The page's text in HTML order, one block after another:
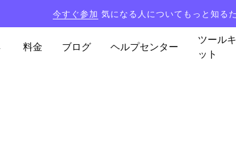
今すぐ参加 気になる人についてもっと知る
料金 ブログ ヘルプセンター
ツールキ
ット